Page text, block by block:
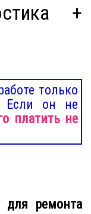
+
только
Если он не
платить не
для ремонта